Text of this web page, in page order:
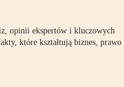
opinii ekspertów i kluczowych
które kształtują biznes, prawo